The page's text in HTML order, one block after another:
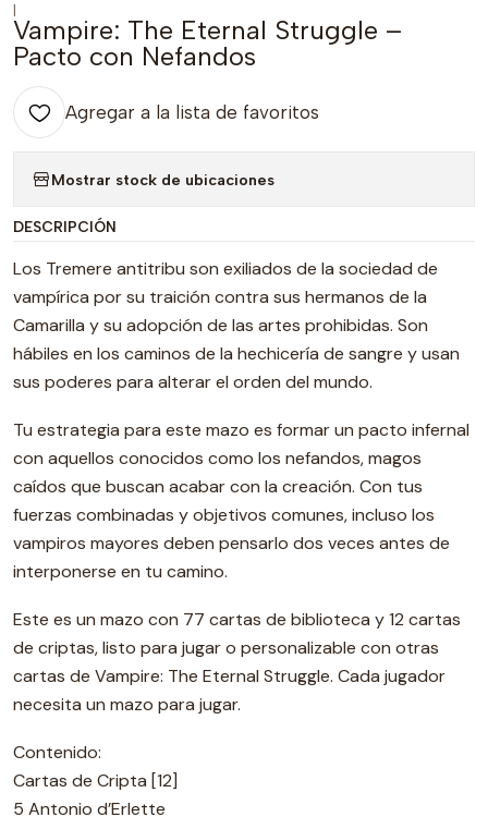
|
Vampire: The Eternal Struggle –
Pacto con Nefandos
Agregar a la lista de favoritos
Mostrar stock de ubicaciones
DESCRIPCIÓN
Los Tremere antitribu son exiliados de la sociedad de
vampírica por su traición contra sus hermanos de la
Camarilla y su adopción de las artes prohibidas. Son
hábiles en los caminos de la hechicería de sangre y usan
sus poderes para alterar el orden del mundo.
Tu estrategia para este mazo es formar un pacto infernal
con aquellos conocidos como los nefandos, magos
caídos que buscan acabar con la creación. Con tus
fuerzas combinadas y objetivos comunes, incluso los
vampiros mayores deben pensarlo dos veces antes de
interponerse en tu camino.
Este es un mazo con 77 cartas de biblioteca y 12 cartas
de criptas, listo para jugar o personalizable con otras
cartas de Vampire: The Eternal Struggle. Cada jugador
necesita un mazo para jugar.
Contenido:
Cartas de Cripta [12]
5 Antonio d’Erlette